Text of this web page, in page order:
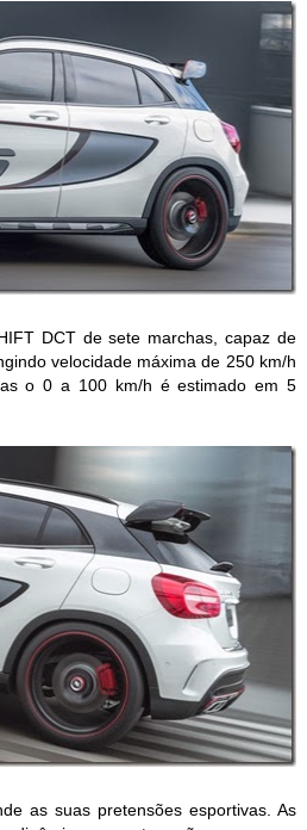
DCT de sete marchas, capaz de
velocidade máxima de 250 km/h
o 0 a 100 km/h é estimado em 5
as suas pretensões esportivas. As